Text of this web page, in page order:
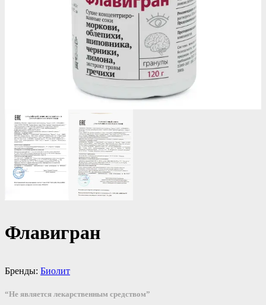
Флавигран
Бренды: Биолит
“Не является лекарственным средством”